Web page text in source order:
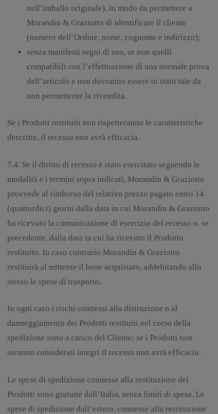
nell’imballo originale), in modo da permettere a
Morandin & Graziotto di identificare il cliente
(numero dell’Ordine, nome, cognome e indirizzo);
senza manifesti segni di uso, se non quelli
compatibili con l’effettuazione di una normale prova
dell’articolo e non dovranno essere in stato tale da
non permetterne la rivendita.
Se i Prodotti restituiti non rispetteranno le caratteristiche
descritte, il recesso non avrà efficacia.
7.4. Se il diritto di recesso è stato esercitato seguendo le
modalità e i termini sopra indicati, Morandin & Graziotto
provvede al rimborso del relativo prezzo pagato entro 14
(quattordici) giorni dalla data in cui Morandin & Graziotto
ha ricevuto la comunicazione di esercizio del recesso o, se
precedente, dalla data in cui ha ricevuto il Prodotto
restituito. In caso contrario Morandin & Graziotto
restituirà al mittente il bene acquistato, addebitando allo
stesso le spese di trasporto.
In ogni caso i rischi connessi alla distruzione o al
danneggiamento dei Prodotti restituiti nel corso della
spedizione sono a carico del Cliente; se i Prodotti non
saranno considerati integri il recesso non avrà efficacia.
Le spese di spedizione connesse alla restituzione dei
Prodotti sono gratuite dall’Italia, senza limiti di spesa. Le
spese di spedizione dall’estero, connesse alla restituzione